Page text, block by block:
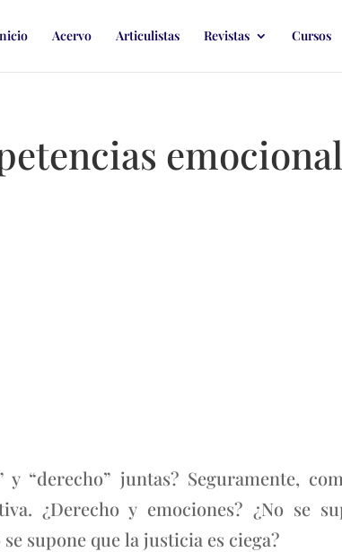
Acervo Articulistas Revistas Cursos
“derecho” juntas? Seguramente,
¿Derecho y emociones? ¿No se
supone que la justicia es ciega?